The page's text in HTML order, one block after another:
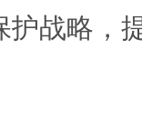
护战略，